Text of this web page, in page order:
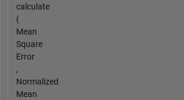
calculate
(
Mean
Square
Error
,
Normalized
Mean